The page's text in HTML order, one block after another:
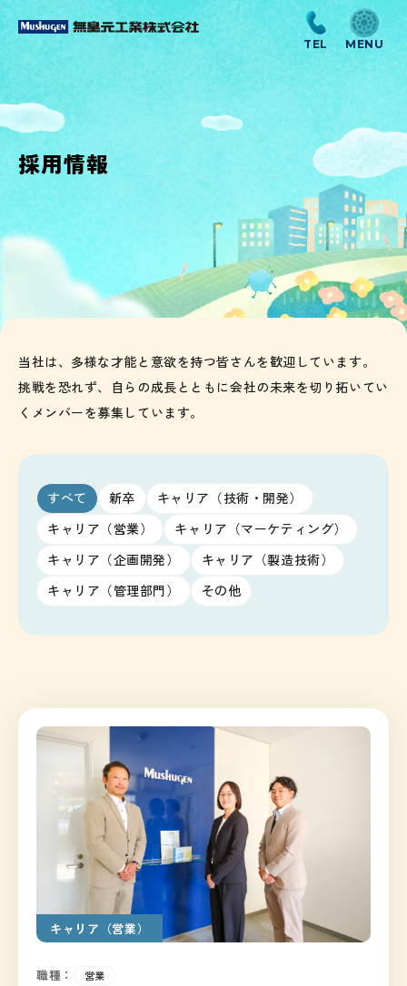
採用情報
当社は、多様な才能と意欲を持つ皆さんを歓迎しています。
挑戦を恐れず、自らの成長とともに会社の未来を切り拓いてい
くメンバーを募集しています。
すべて 新卒
キャリア（技術・開発）
キャリア（営業）
キャリア（マーケティング）
キャリア（企画開発）
キャリア（製造技術）
キャリア（管理部門）
その他
キャリア（営業）
職種： 営業